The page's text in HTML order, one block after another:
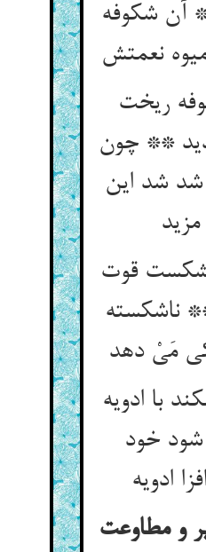
شکوفه
ریخت
** چون
شد این
مزید
قوت
ناشکسته
مَیْ دهد
با ادویه
خود
و مطاوعت